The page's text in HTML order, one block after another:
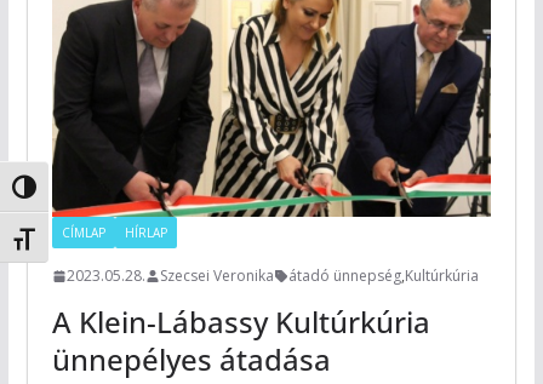
Nagy kontraszt váltása
Betűméret váltása
CÍMLAP HÍRLAP
2023.05.28. Szecsei Veronika átadó ünnepség,Kultúrkúria
A Klein-Lábassy Kultúrkúria
ünnepélyes átadása